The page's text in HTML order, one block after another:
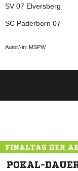
SV 07 Elversberg
SC Paderborn 07
Autor/-in: MSPW
FINALTAG DER
POKAL-